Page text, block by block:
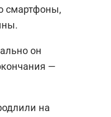
смартфоны,
он
—
на